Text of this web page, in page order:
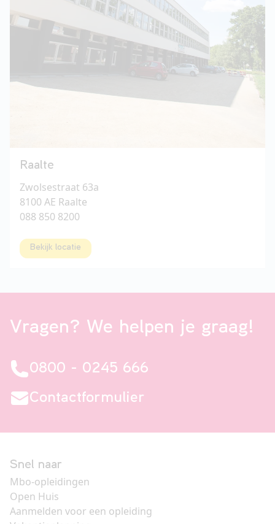
Raalte
Zwolsestraat 63a
8100 AE Raalte
088 850 8200
Bekijk locatie
Vragen? We helpen je graag!
0800 - 0245 666
Contactformulier
Snel naar
Mbo-opleidingen
Open Huis
Aanmelden voor een opleiding